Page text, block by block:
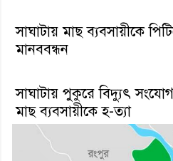
সাঘাটায় মাছ ব্যবসায়ীকে
মানববন্ধন
সাঘাটায় পুকুরে বিদ্যুৎ
মাছ ব্যবসায়ীকে হ-ত্যা